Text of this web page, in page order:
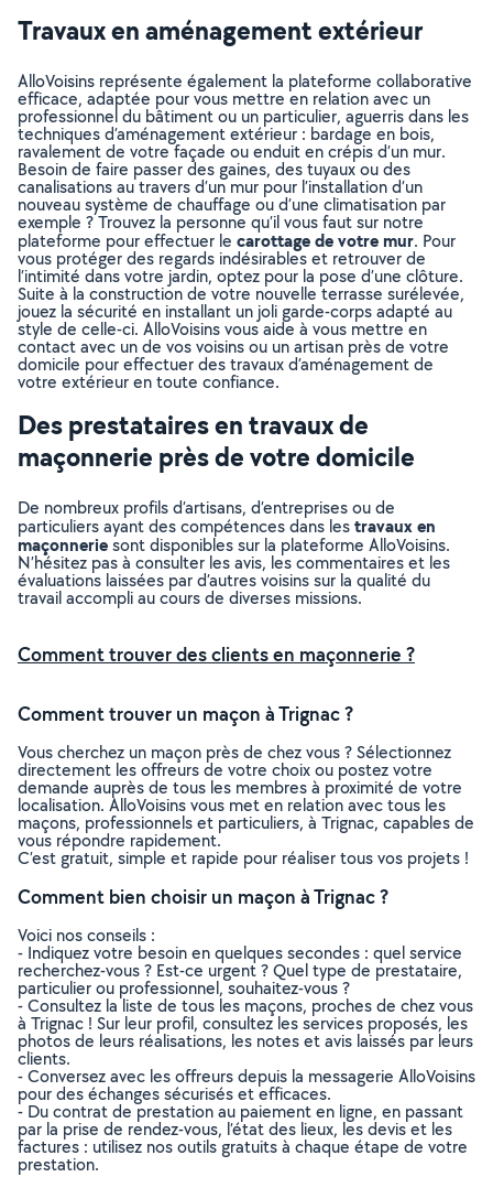
Travaux en aménagement extérieur
AlloVoisins représente également la plateforme collaborative
efficace, adaptée pour vous mettre en relation avec un
professionnel du bâtiment ou un particulier, aguerris dans les
techniques d’aménagement extérieur : bardage en bois,
ravalement de votre façade ou enduit en crépis d’un mur.
Besoin de faire passer des gaines, des tuyaux ou des
canalisations au travers d’un mur pour l’installation d’un
nouveau système de chauffage ou d’une climatisation par
exemple ? Trouvez la personne qu’il vous faut sur notre
plateforme pour effectuer le carottage de votre mur. Pour
vous protéger des regards indésirables et retrouver de
l’intimité dans votre jardin, optez pour la pose d’une clôture.
Suite à la construction de votre nouvelle terrasse surélevée,
jouez la sécurité en installant un joli garde-corps adapté au
style de celle-ci. AlloVoisins vous aide à vous mettre en
contact avec un de vos voisins ou un artisan près de votre
domicile pour effectuer des travaux d’aménagement de
votre extérieur en toute confiance.
Des prestataires en travaux de
maçonnerie près de votre domicile
De nombreux profils d’artisans, d’entreprises ou de
particuliers ayant des compétences dans lestravaux en
maçonneriesont disponibles sur la plateforme AlloVoisins.
N’hésitez pas à consulter les avis, les commentaires et les
évaluations laissées par d’autres voisins sur la qualité du
travail accompli au cours de diverses missions.
Comment trouver des clients en maçonnerie ?
Comment trouver un maçon à Trignac ?
Vous cherchez un maçon près de chez vous ? Sélectionnez
directement les offreurs de votre choix ou postez votre
demande auprès de tous les membres à proximité de votre
localisation. AlloVoisins vous met en relation avec tous les
maçons, professionnels et particuliers, à Trignac, capables de
vous répondre rapidement.
C’est gratuit, simple et rapide pour réaliser tous vos projets !
Comment bien choisir un maçon à Trignac ?
Voici nos conseils :
- Indiquez votre besoin en quelques secondes : quel service
recherchez-vous ? Est-ce urgent ? Quel type de prestataire,
particulier ou professionnel, souhaitez-vous ?
- Consultez la liste de tous les maçons, proches de chez vous
à Trignac ! Sur leur profil, consultez les services proposés, les
photos de leurs réalisations, les notes et avis laissés par leurs
clients.
- Conversez avec les offreurs depuis la messagerie AlloVoisins
pour des échanges sécurisés et efficaces.
- Du contrat de prestation au paiement en ligne, en passant
par la prise de rendez-vous, l’état des lieux, les devis et les
factures : utilisez nos outils gratuits à chaque étape de votre
prestation.